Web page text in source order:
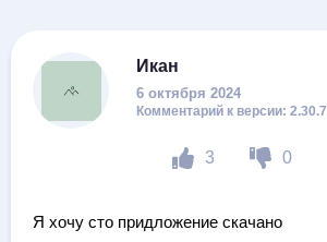
Икан
6 октября 2024
3 0
2.30.7
Я хочу сто придложение скачано